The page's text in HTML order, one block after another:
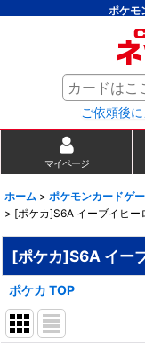
ポケモ
ご依頼後
マイページ
ホーム > ポケモンカードゲ
> [ポケカ]S6A イーブイヒー
[ポケカ]S6A イー
ポケカ TOP